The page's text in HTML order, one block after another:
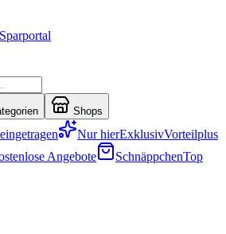
Shops
Nur hierExklusivVorteilplus
Angebote SchnäppchenTop